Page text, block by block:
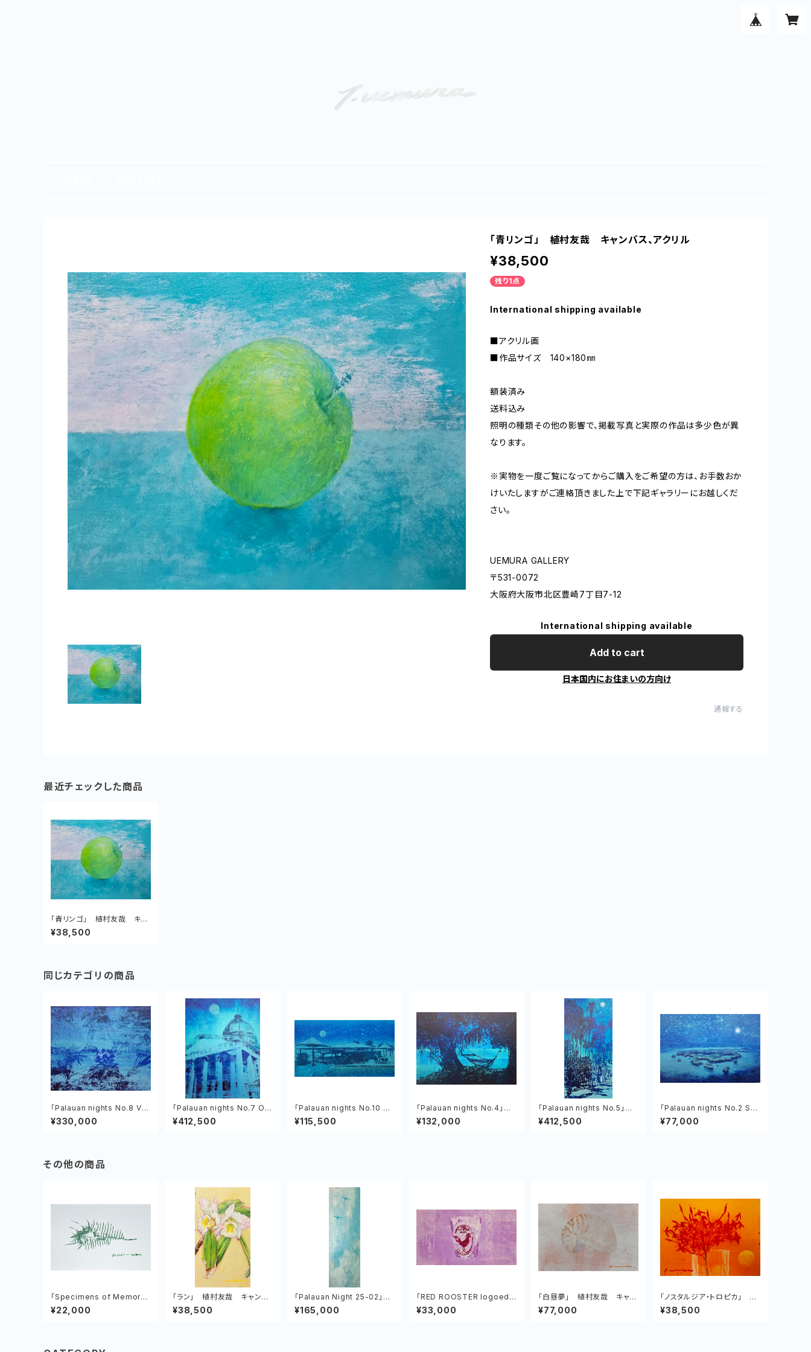
「青リンゴ」 植村友哉 キャンバス、アクリル
¥38,500
残り1点
International shipping available
■アクリル画
■作品サイズ 140×180㎜
額装済み
送料込み
照明の種類その他の影響で、掲載写真と実際の作品は多少色が異
なります。
※実物を一度ご覧になってからご購入をご希望の方は、お手数おか
けいたしますがご連絡頂きました上で下記ギャラリーにお越しくだ
さい。
UEMURA GALLERY
〒531-0072
大阪府大阪市北区豊崎7丁目7-12
International shipping available
Add to cart
日本国内にお住まいの方向け
通報する
最近チェックした商品
「青リンゴ」 植村友哉 キャ
ンバス、アクリル
¥38,500
同じカテゴリの商品
「Palauan nights No.8 Ve
nus of the Tropics」植村
友哉
¥330,000
「Palauan nights No.7 Olb
iil Era Kelulau」植村友哉 キ
ャンバス、アクリル
¥412,500
「Palauan nights No.10 Dr
op Off Bar ＆ Grill」植村友
哉
¥115,500
「Palauan nights No.4」植
村友哉 キャンバス、アクリル
¥132,000
「Palauan nights No.5」植
村友哉 キャンバス、アクリル
¥412,500
「Palauan nights No.2 Se
venty Islands」植村友哉 キ
ャンバス、アクリル
¥77,000
その他の商品
「Specimens of Memory
No.2 Venus comb mure
x」 植村友哉 紙、アクリル
¥22,000
「ラン」 植村友哉 キャンバ
ス、油彩
¥38,500
「Palauan Night 25-02」
植村友哉 キャンバス、アクリ
ル
¥165,000
「RED ROOSTER logoed
glass」 植村友哉 キャンバ
ス、アクリル
¥33,000
「白昼夢」 植村友哉 キャン
バス、アクリル
¥77,000
「ノスタルジア・トロピカ」 植
村友哉 キャンバス、アクリル
¥38,500